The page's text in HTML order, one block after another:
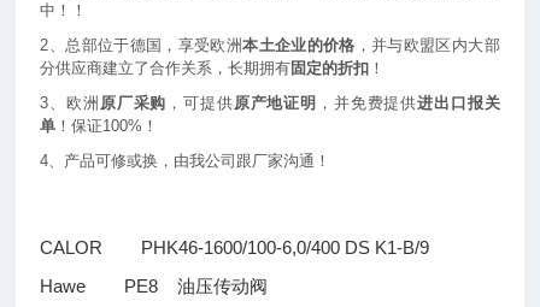
中！！
2、总部位于德国，享受欧洲本土企业的价格 ，并与欧盟区内大部
分供应商建立了合作关系，长期拥有固定的折扣 ！
3、欧洲 原厂采购 ，可提供原产地证明 ，并免费提供进出口报关
单 ！保证100%！
4、产品可修或换，由我公司跟厂家沟通！
CALOR PHK46-1600/100-6,0/400 DS K1-B/9
Hawe PE8油压传动阀